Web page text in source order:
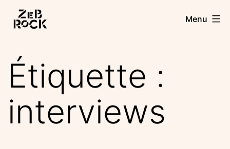
Aller
Zebrock Menu
Étiquette :
interviews